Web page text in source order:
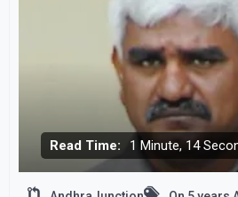
Read Time: 1 Minute, 14